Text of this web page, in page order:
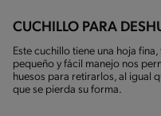
CUCHILLO PARA
Este cuchillo tiene una hoja
pequeño y fácil manejo nos
huesos para retirarlos, al igual
que se pierda su forma.